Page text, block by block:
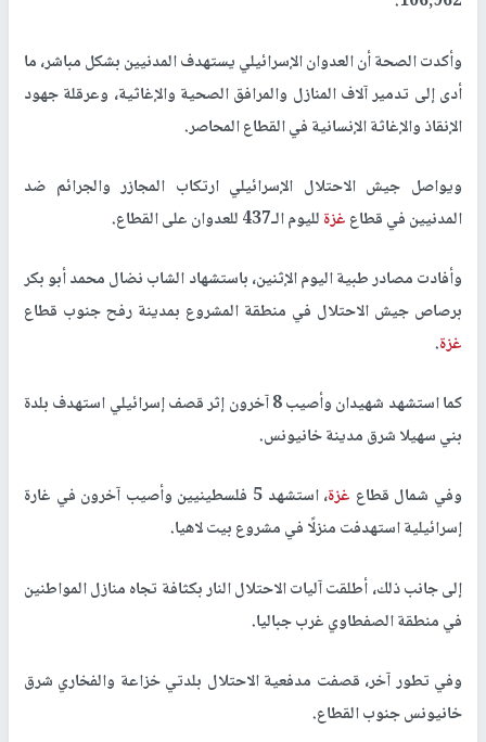
وأكدت الصحة أن العدوان الإسرائيلي يستهدف المدنيين بشكل مباشر، ما
أدى إلى تدمير آلاف المنازل والمرافق الصحية والإغاثية، وعرقلة جهود
الإنقاذ والإغاثة الإنسانية في القطاع المحاصر.
ويواصل جيش الاحتلال الإسرائيلي ارتكاب المجازر والجرائم ضد
المدنيين في قطاعغزةلليوم الـ437 للعدوان على القطاع.
وأفادت مصادر طبية اليوم الإثنين، باستشهاد الشاب نضال محمد أبو بكر
برصاص جيش الاحتلال في منطقة المشروع بمدينة رفح جنوب قطاع
غزة.
كما استشهد شهيدان وأصيب 8 آخرون إثر قصف إسرائيلي استهدف بلدة
بني سهيلا شرق مدينة خانيونس.
وفي شمال قطاع غزة
، استشهد 5 فلسطينيين وأصيب آخرون في غارة
إسرائيلية استهدفت منزلًا في مشروع بيت لاهيا.
إلى جانب ذلك، أطلقت آليات الاحتلال النار بكثافة تجاه منازل المواطنين
في منطقة الصفطاوي غرب جباليا.
وفي تطور آخر، قصفت مدفعية الاحتلال بلدتي خزاعة والفخاري شرق
خانيونس جنوب القطاع.